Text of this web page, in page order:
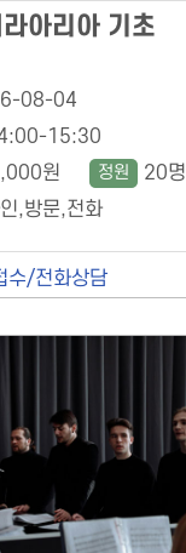
수/전화상담
아리아 기초
08-04
15:30
원 정원 20명
,방문,전화